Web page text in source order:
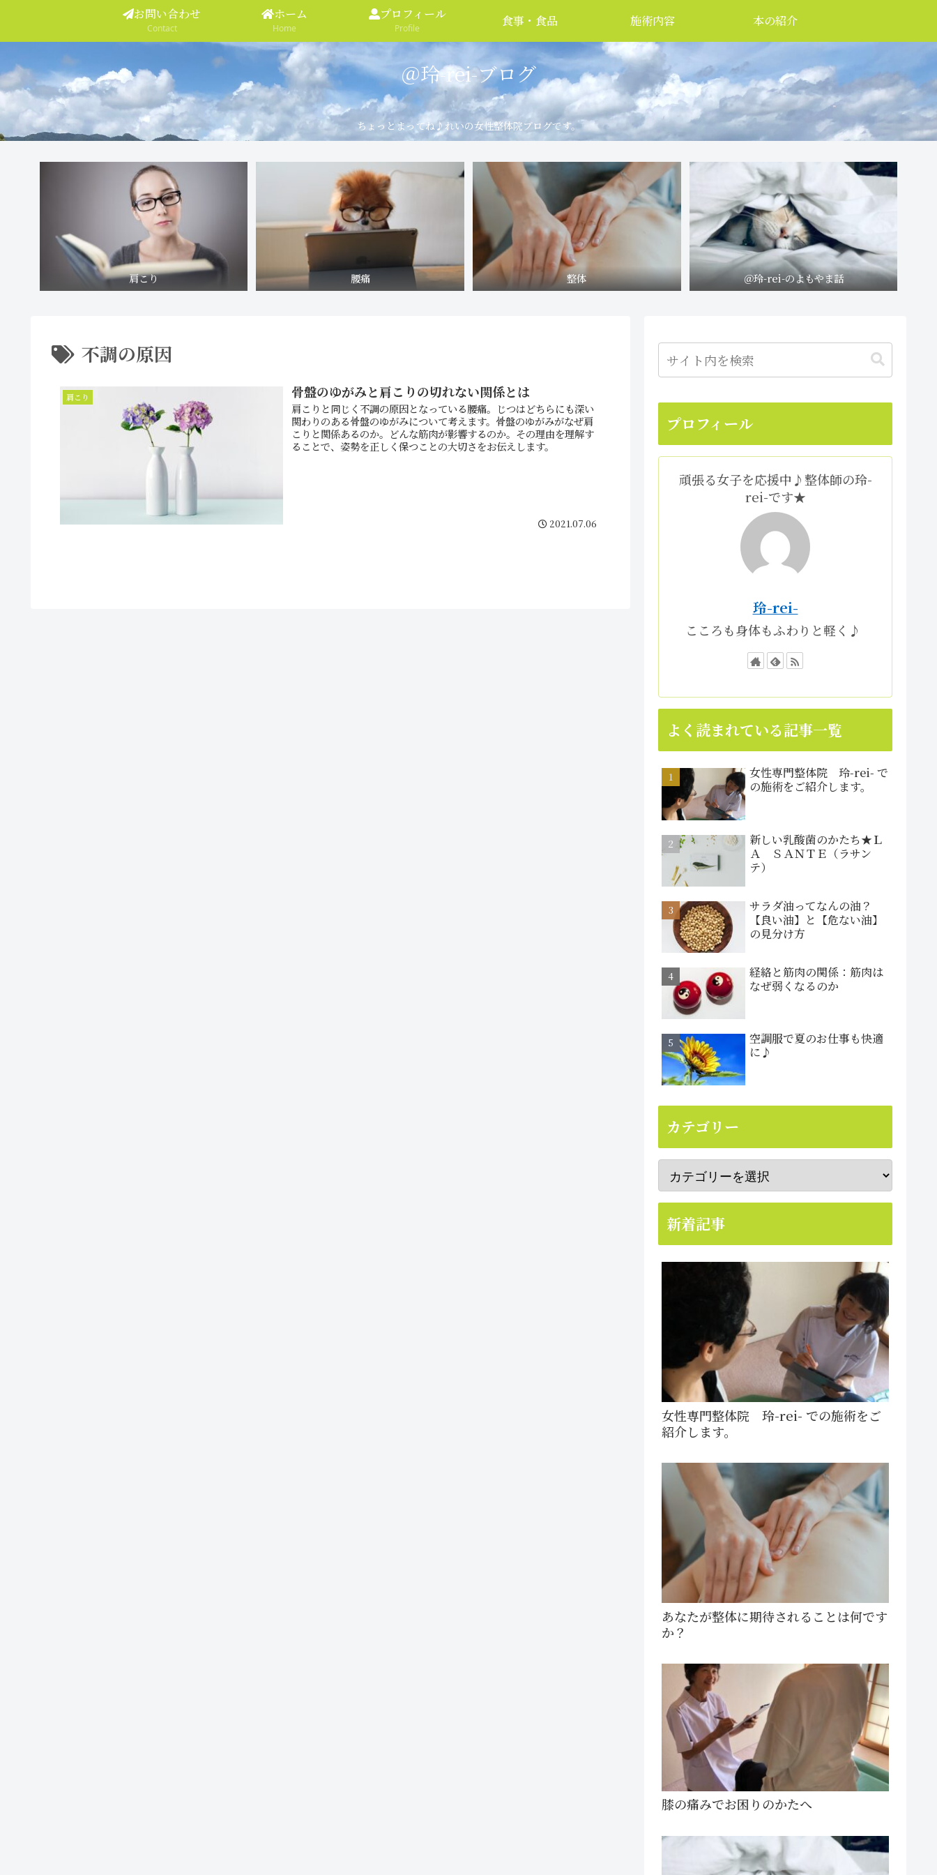
＠玲-rei-ブログ
ちょっとまってね♪れいの女性整体院ブログです。
お問い合わせ
Contact
ホーム
Home
プロフィール
Profile 食事・食品 施術内容 本の紹介
肩こり 腰痛 整体 ＠玲-rei-のよもやま話
不調の原因
肩こり 骨盤のゆがみと肩こりの切れない関係とは
肩こりと同じく不調の原因となっている腰痛。じつはどちらにも深い
関わりのある骨盤のゆがみについて考えます。骨盤のゆがみがなぜ肩
こりと関係あるのか。どんな筋肉が影響するのか。その理由を理解す
ることで、姿勢を正しく保つことの大切さをお伝えします。
2021.07.06
プロフィール
頑張る女子を応援中♪整体師の玲-
rei-です★
玲-rei-
こころも身体もふわりと軽く♪
よく読まれている記事一覧
女性専門整体院 玲-rei- で
の施術をご紹介します。
新しい乳酸菌のかたち★Ｌ
Ａ ＳＡＮＴＥ（ラサン
テ）
サラダ油ってなんの油？
【良い油】と【危ない油】
の見分け方
経絡と筋肉の関係：筋肉は
なぜ弱くなるのか
空調服で夏のお仕事も快適
に♪
カテゴリー
新着記事
女性専門整体院 玲-rei- での施術をご
紹介します。
あなたが整体に期待されることは何です
か？
膝の痛みでお困りのかたへ